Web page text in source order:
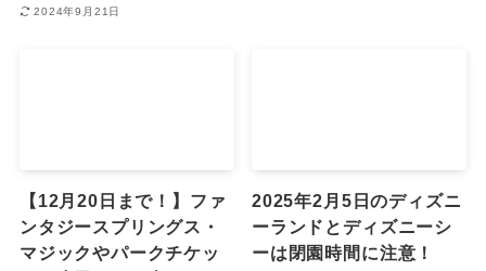
2024年9月21日
【12月20日まで！】ファ
ンタジースプリングス・
マジックやパークチケッ
2025年2月5日のディズニ
ーランドとディズニーシ
ーは閉園時間に注意！